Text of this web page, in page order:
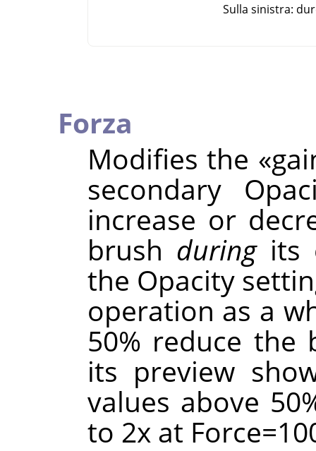
Sulla sinistra:
Forza
Modifies the «
secondary
increase or
brush duringits
the Opacity
operation as a
50% reduce the
its preview
values above
to 2x at